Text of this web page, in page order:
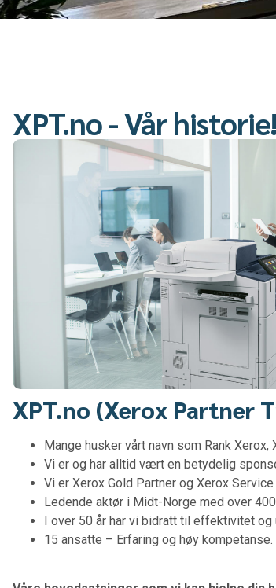
XPT.no - Vår historie!
XPT.no (Xerox Partner
Mange husker vårt navn som Rank Xerox,
Vi er og har alltid vært en betydelig
Vi er Xerox Gold Partner og Xerox
Ledende aktør i Midt-Norge med over
I over 50 år har vi bidratt til effektivitet
15 ansatte – Erfaring og høy kompetanse.